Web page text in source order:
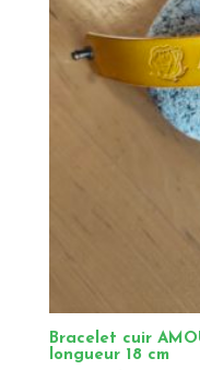
Bracelet cuir
longueur 18 cm